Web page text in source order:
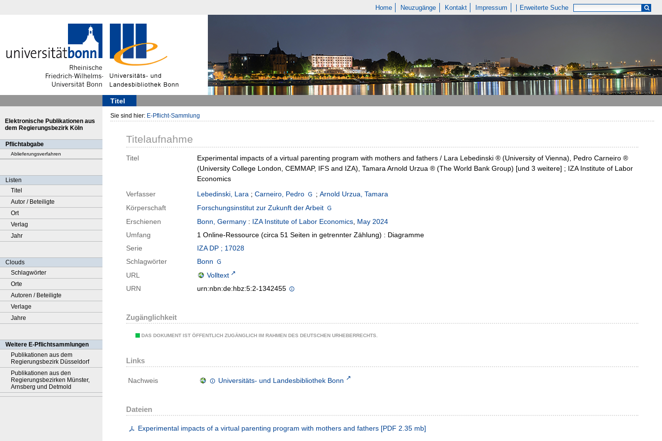
Home Neuzugänge Kontakt Impressum Erweiterte Suche
Titel
Elektronische Publikationen aus
dem Regierungsbezirk Köln
Pflichtabgabe
Ablieferungsverfahren
Listen
Titel
Autor / Beteiligte
Ort
Verlag
Jahr
Clouds
Schlagwörter
Orte
Autoren / Beteiligte
Verlage
Jahre
Weitere E-Pflichtsammlungen
Publikationen aus dem
Regierungsbezirk Düsseldorf
Publikationen aus den
Regierungsbezirken Münster,
Arnsberg und Detmold
Sie sind hier: E-Pflicht-Sammlung
Titelaufnahme
Titel
Experimental impacts of a virtual parenting program with mothers and fathers / Lara Lebedinski ® (University of Vienna), Pedro Carneiro ®
(University College London, CEMMAP, IFS and IZA), Tamara Arnold Urzua ® (The World Bank Group) [und 3 weitere] ; IZA Institute of Labor
Economics
Verfasser
Lebedinski, Lara ; Carneiro, Pedro ; Arnold Urzua, Tamara
Körperschaft
Forschungsinstitut zur Zukunft der Arbeit
Erschienen
Bonn, Germany : IZA Institute of Labor Economics, May 2024
Umfang
1 Online-Ressource (circa 51 Seiten in getrennter Zählung) : Diagramme
Serie
IZA DP ; 17028
Schlagwörter
Bonn
URL
Volltext
URN
urn:nbn:de:hbz:5:2-1342455
Zugänglichkeit
DAS DOKUMENT IST ÖFFENTLICH ZUGÄNGLICH IM RAHMEN DES DEUTSCHEN URHEBERRECHTS.
Links
Nachweis Universitäts- und Landesbibliothek Bonn
Dateien
Experimental impacts of a virtual parenting program with mothers and fathers [PDF 2.35 mb]